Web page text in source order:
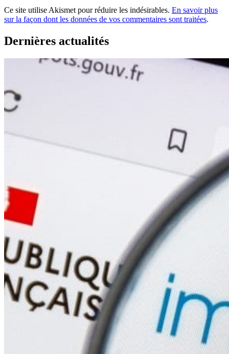
Ce site utilise Akismet pour réduire les indésirables. En savoir plus
sur la façon dont les données de vos commentaires sont traitées.
Dernières actualités